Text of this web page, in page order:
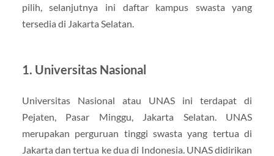
pilih, selanjutnya ini daftar kampus swasta yang
tersedia di Jakarta Selatan.
1. Universitas Nasional
Universitas Nasional atau UNAS ini terdapat di
Pejaten, Pasar Minggu, Jakarta Selatan. UNAS
merupakan perguruan tinggi swasta yang tertua di
Jakarta dan tertua ke dua di Indonesia. UNAS didirikan